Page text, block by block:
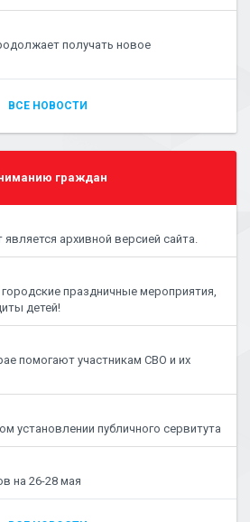
получать новое
ВСЕ НОВОСТИ
граждан
архивной версией сайта.
праздничные мероприятия,
детей!
помогают участникам СВО и их
установлении публичного сервитута
на 26-28 мая